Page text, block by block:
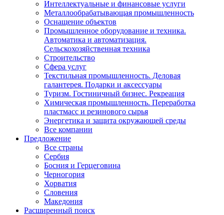
Интеллектуальные и финансовые услуги
Металлообрабатывающая промышленность
Оснащение объектов
Промышленное оборудование и техника.
Автоматика и автоматизация.
Сельскохозяйственная техника
Строительство
Сфера услуг
Текстильная промышленность. Деловая
галантерея. Подарки и аксессуары
Туризм. Гостиничный бизнес. Рекреация
Химическая промышленность. Переработка
пластмасс и резинового сырья
Энергетика и защита окружающей среды
Все компании
Предложение
Все страны
Сербия
Босния и Герцеговина
Черногория
Хорватия
Словения
Македония
Расширенный поиск